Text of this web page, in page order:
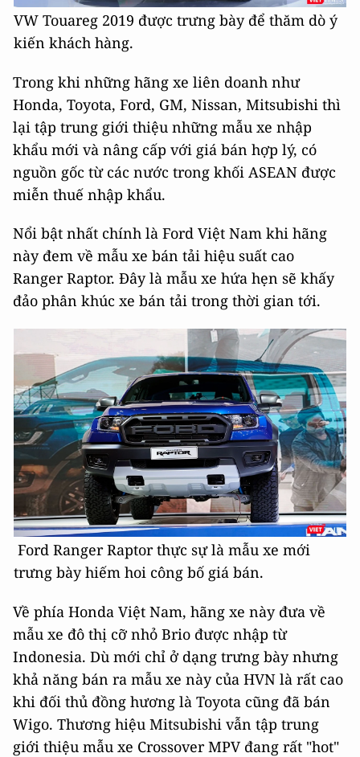
VW Touareg 2019 được trưng bày để thăm dò ý
kiến khách hàng.
Trong khi những hãng xe liên doanh như
Honda, Toyota, Ford, GM, Nissan, Mitsubishi thì
lại tập trung giới thiệu những mẫu xe nhập
khẩu mới và nâng cấp với giá bán hợp lý, có
nguồn gốc từ các nước trong khối ASEAN được
miễn thuế nhập khẩu.
Nổi bật nhất chính là Ford Việt Nam khi hãng
này đem về mẫu xe bán tải hiệu suất cao
Ranger Raptor. Đây là mẫu xe hứa hẹn sẽ khấy
đảo phân khúc xe bán tải trong thời gian tới.
Ford Ranger Raptor thực sự là mẫu xe mới
trưng bày hiếm hoi công bố giá bán.
Về phía Honda Việt Nam, hãng xe này đưa về
mẫu xe đô thị cỡ nhỏ Brio được nhập từ
Indonesia. Dù mới chỉ ở dạng trưng bày nhưng
khả năng bán ra mẫu xe này của HVN là rất cao
khi đối thủ đồng hương là Toyota cũng đã bán
Wigo. Thương hiệu Mitsubishi vẫn tập trung
giới thiệu mẫu xe Crossover MPV đang rất "hot"